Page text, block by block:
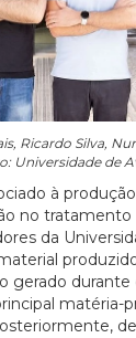
Ricardo Silva,
Universidade de
à
no tratamento
da
gerado
matéria-